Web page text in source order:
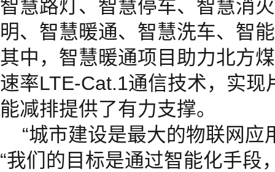
智慧路灯、智慧停车、智慧消
明、智慧暖通、智慧洗车、智
其中，智慧暖通项目助力北方
速率LTE-Cat.1通信技术，实现
能减排提供了有力支撑。
“城市建设是最大的物联网应
“我们的目标是通过智能化手段